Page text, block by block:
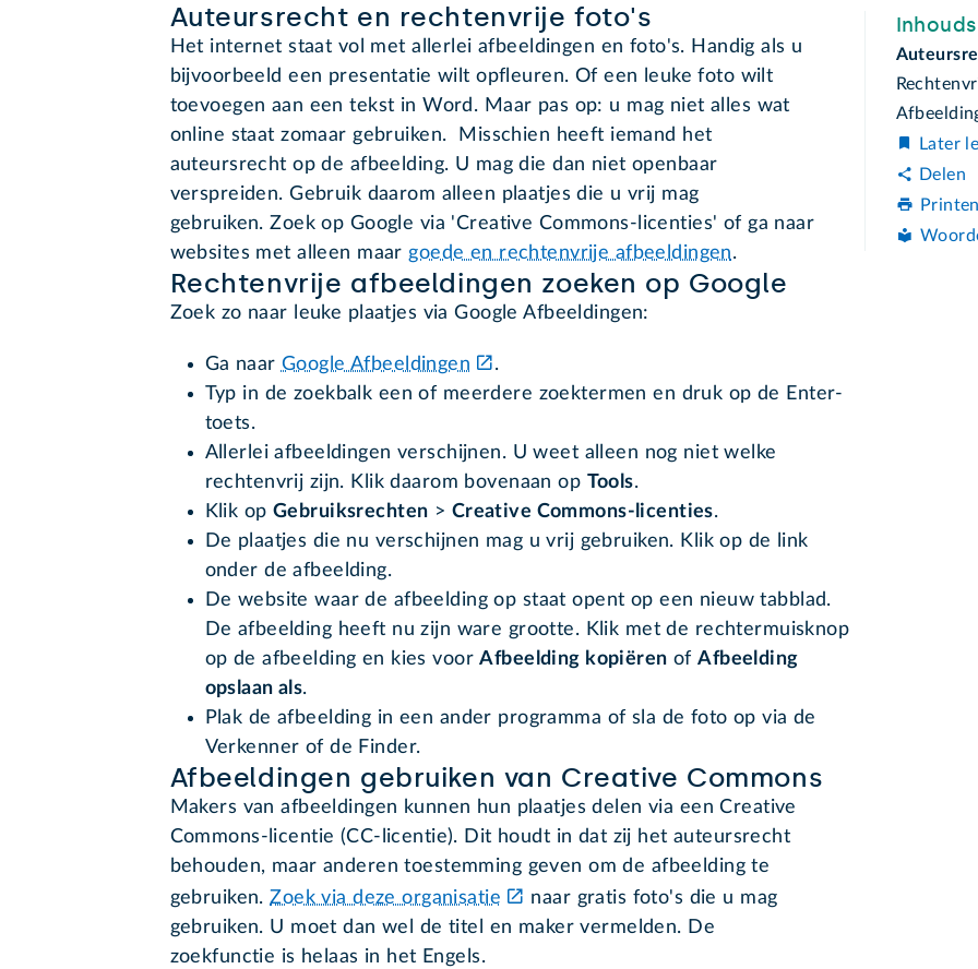
Auteursrecht en rechtenvrije foto's
Het internet staat vol met allerlei afbeeldingen en foto's. Handig als u
bijvoorbeeld een presentatie wilt opfleuren. Of een leuke foto wilt
toevoegen aan een tekst in Word. Maar pas op: u mag niet alles wat
online staat zomaar gebruiken. Misschien heeft iemand het
auteursrecht op de afbeelding. U mag die dan niet openbaar
verspreiden. Gebruik daarom alleen plaatjes die u vrij mag
gebruiken. Zoek op Google via 'Creative Commons-licenties' of ga naar
websites met alleen maar goede en rechtenvrije afbeeldingen.
Rechtenvrije afbeeldingen zoeken op Google
Zoek zo naar leuke plaatjes via Google Afbeeldingen:
Ga naar Google Afbeeldingen
.
Typ in de zoekbalk een of meerdere zoektermen en druk op de Enter-
toets.
Allerlei afbeeldingen verschijnen. U weet alleen nog niet welke
rechtenvrij zijn. Klik daarom bovenaan op Tools.
Klik op Gebruiksrechten > Creative Commons-licenties.
De plaatjes die nu verschijnen mag u vrij gebruiken. Klik op de link
onder de afbeelding.
De website waar de afbeelding op staat opent op een nieuw tabblad.
De afbeelding heeft nu zijn ware grootte. Klik met de rechtermuisknop
op de afbeelding en kies voorAfbeelding kopiëren ofAfbeelding
opslaan als.
Plak de afbeelding in een ander programma of sla de foto op via de
Verkenner of de Finder.
Afbeeldingen gebruiken van Creative Commons
Makers van afbeeldingen kunnen hun plaatjes delen via een Creative
Commons-licentie (CC-licentie). Dit houdt in dat zij het auteursrecht
behouden, maar anderen toestemming geven om de afbeelding te
gebruiken.Zoek via deze organisatie
naar gratis foto's die u mag
gebruiken. U moet dan wel de titel en maker vermelden. De
zoekfunctie is helaas in het Engels.
Later
Delen